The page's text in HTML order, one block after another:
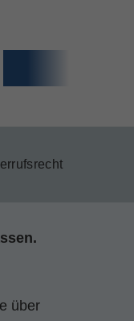
über